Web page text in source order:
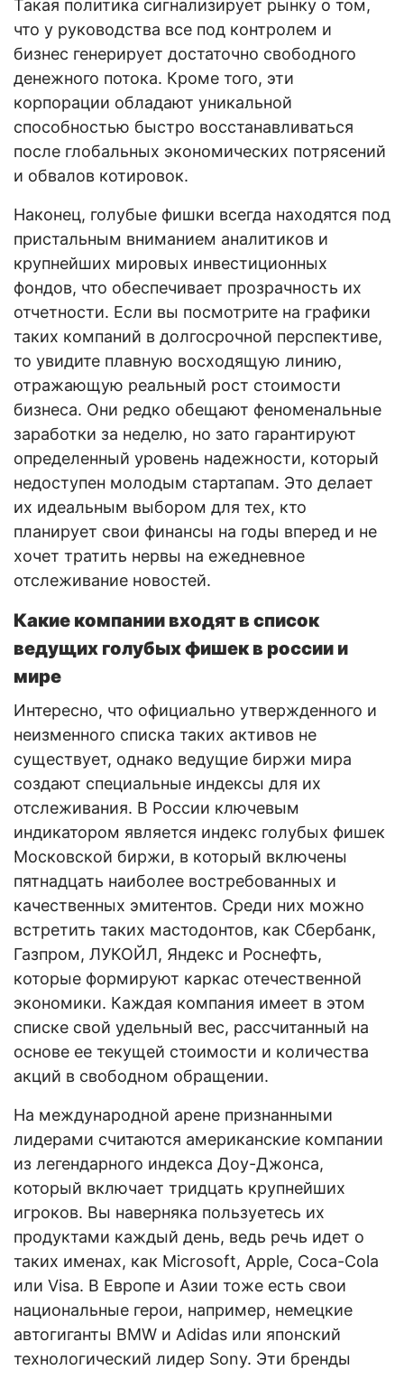
Такая политика сигнализирует рынку о том,
что у руководства все под контролем и
бизнес генерирует достаточно свободного
денежного потока. Кроме того, эти
корпорации обладают уникальной
способностью быстро восстанавливаться
после глобальных экономических потрясений
и обвалов котировок.
Наконец, голубые фишки всегда находятся под
пристальным вниманием аналитиков и
крупнейших мировых инвестиционных
фондов, что обеспечивает прозрачность их
отчетности. Если вы посмотрите на графики
таких компаний в долгосрочной перспективе,
то увидите плавную восходящую линию,
отражающую реальный рост стоимости
бизнеса. Они редко обещают феноменальные
заработки за неделю, но зато гарантируют
определенный уровень надежности, который
недоступен молодым стартапам. Это делает
их идеальным выбором для тех, кто
планирует свои финансы на годы вперед и не
хочет тратить нервы на ежедневное
отслеживание новостей.
Какие компании входят в список
ведущих голубых фишек в россии и
мире
Интересно, что официально утвержденного и
неизменного списка таких активов не
существует, однако ведущие биржи мира
создают специальные индексы для их
отслеживания. В России ключевым
индикатором является индекс голубых фишек
Московской биржи, в который включены
пятнадцать наиболее востребованных и
качественных эмитентов. Среди них можно
встретить таких мастодонтов, как Сбербанк,
Газпром, ЛУКОЙЛ, Яндекс и Роснефть,
которые формируют каркас отечественной
экономики. Каждая компания имеет в этом
списке свой удельный вес, рассчитанный на
основе ее текущей стоимости и количества
акций в свободном обращении.
На международной арене признанными
лидерами считаются американские компании
из легендарного индекса Доу-Джонса,
который включает тридцать крупнейших
игроков. Вы наверняка пользуетесь их
продуктами каждый день, ведь речь идет о
таких именах, как Microsoft, Apple, Coca-Cola
или Visa. В Европе и Азии тоже есть свои
национальные герои, например, немецкие
автогиганты BMW и Adidas или японский
технологический лидер Sony. Эти бренды